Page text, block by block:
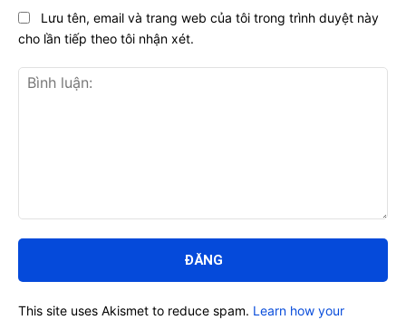
luận:
Lưu tên, email và trang web của tôi trong trình duyệt này
cho lần tiếp theo tôi nhận xét.
This site uses Akismet to reduce spam. Learn how your